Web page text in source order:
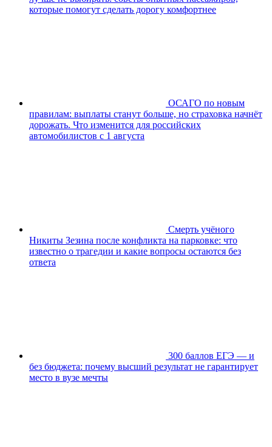
которые помогут сделать дорогу комфортнее
ОСАГО по новым
правилам: выплаты станут больше, но страховка начнёт
дорожать. Что изменится для российских
автомобилистов с 1 августа
Смерть учёного
Никиты Зезина после конфликта на парковке: что
известно о трагедии и какие вопросы остаются без
ответа
300 баллов ЕГЭ — и
без бюджета: почему высший результат не гарантирует
место в вузе мечты